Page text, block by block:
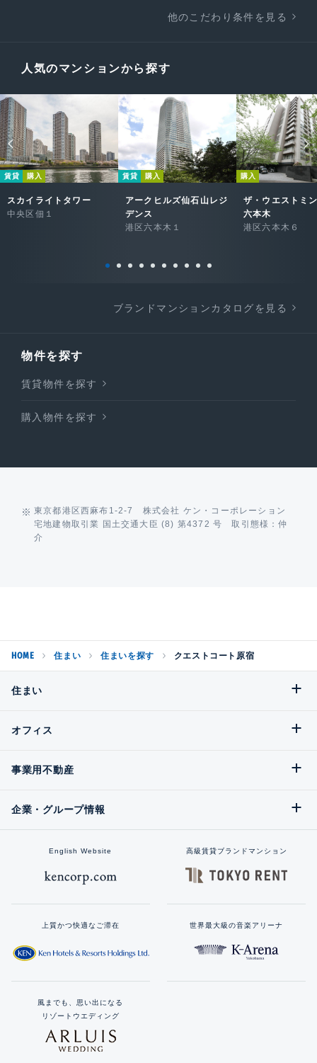
他のこだわり条件を見る
人気のマンションから探す
賃貸 購入
スカイライトタワー
中央区佃１
賃貸 購入
アークヒルズ仙石山レジ
デンス
港区六本木１
購入
ザ・ウエストミ
六本木
港区六本木６
ブランドマンションカタログを見る
物件を探す
賃貸物件を探す
購入物件を探す
東京都港区西麻布1-2-7 株式会社 ケン・コーポレーション
宅地建物取引業 国土交通大臣 (8) 第4372 号 取引態様：仲
介
HOME 住まい 住まいを探す クエストコート原宿
住まい
オフィス
事業用不動産
企業・グループ情報
English Website 高級賃貸ブランドマンション
上質かつ快適なご滞在 世界最大級の音楽アリーナ
風までも、思い出になる
リゾートウエディング